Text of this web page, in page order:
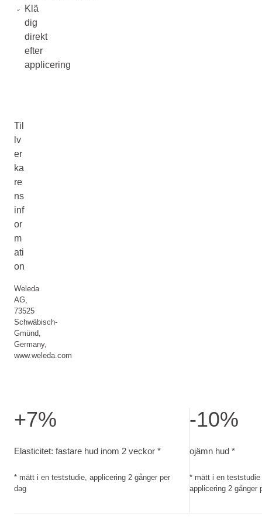
Klä
dig
direkt
efter
applicering
Til
lv
er
ka
re
ns
inf
or
m
ati
on
Weleda
AG,
73525
Schwäbisch-
Gmünd,
Germany,
www.weleda.com
+7%
Elasticitet: fastare hud inom 2 veckor *
* mätt i en teststudie, applicering 2 gånger per
dag
-10%
ojämn hud *
* mätt i en
applicering 2 gånger